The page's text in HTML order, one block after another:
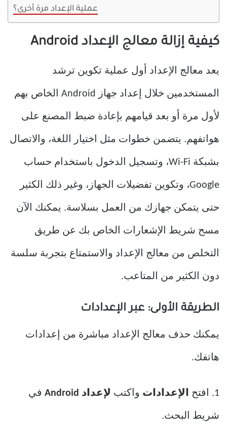
عملية الإعداد مرة أخرى؟
كيفية إزالة معالج الإعداد Android
يعد معالج الإعداد أول عملية تكوين ترشد
المستخدمين خلال إعداد جهاز Android الخاص بهم
لأول مرة أو بعد قيامهم بإعادة ضبط المصنع على
هواتفهم. يتضمن خطوات مثل اختيار اللغة، والاتصال
بشبكة Wi-Fi، وتسجيل الدخول باستخدام حساب
Google، وتكوين تفضيلات الجهاز، وغير ذلك الكثير
حتى يتمكن جهازك من العمل بسلاسة. يمكنك الآن
مسح شريط الإشعارات الخاص بك عن طريق
التخلص من معالج الإعداد والاستمتاع بتجربة سلسة
دون الكثير من المتاعب.
الطريقة الأولى: عبر الإعدادات
يمكنك حذف معالج الإعداد مباشرة من إعدادات
هاتفك.
1. افتح الإعدادات واكتب لإعداد Android في
شريط البحث.